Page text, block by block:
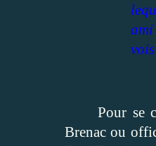
Pour se
Brenac ou